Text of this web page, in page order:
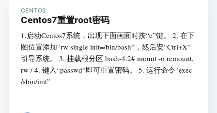
CENTOS
Centos7重置root密码
1.启动Centos7系统，出现下面画面时按“e”键。 2. 在下
图位置添加“rw single init=/bin/bash”，然后安“Ctrl+X”
引导系统。 3. 挂载根分区 bash-4.2# mount -o remount,
rw / 4. 键入“passwd”即可重置密码。 5. 运行命令“exec
/sbin/init”